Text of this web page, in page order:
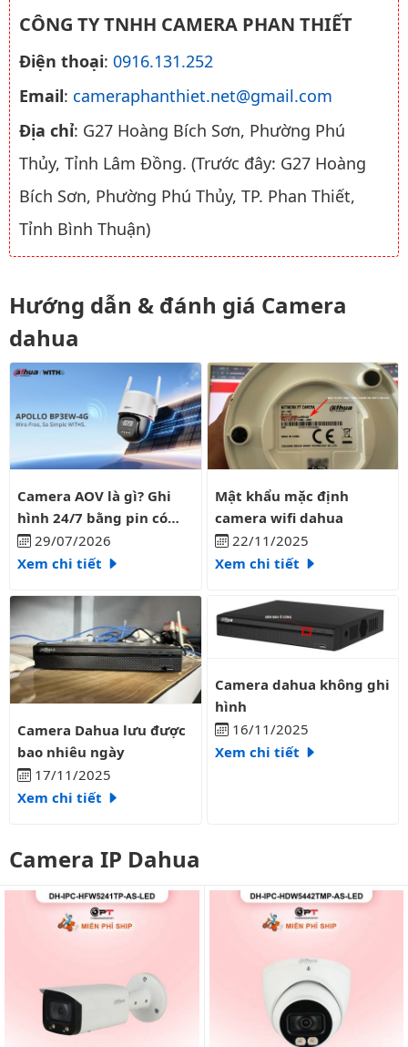
CÔNG TY TNHH CAMERA PHAN THIẾT
Điện thoại: 0916.131.252
Email: cameraphanthiet.net@gmail.com
Địa chỉ: G27 Hoàng Bích Sơn, Phường Phú
Thủy, Tỉnh Lâm Đồng. (Trước đây: G27 Hoàng
Bích Sơn, Phường Phú Thủy, TP. Phan Thiết,
Tỉnh Bình Thuận)
Hướng dẫn & đánh giá Camera
dahua
Camera AOV là gì? Ghi hình 24/7 bằng pin có liên tục?
Camera AOV là gì? Ghi
hình 24/7 bằng pin có
liên tục?
29/07/2026
Xem chi tiết
Mật khẩu mặc định camera
Mật khẩu mặc định
camera wifi dahua
22/11/2025
Xem chi tiết
Camera Dahua lưu được bao nhiêu ngày
Camera Dahua lưu được
bao nhiêu ngày
17/11/2025
Xem chi tiết
Camera dahua không ghi hình
Camera dahua không ghi
hình
16/11/2025
Xem chi tiết
Camera IP Dahua